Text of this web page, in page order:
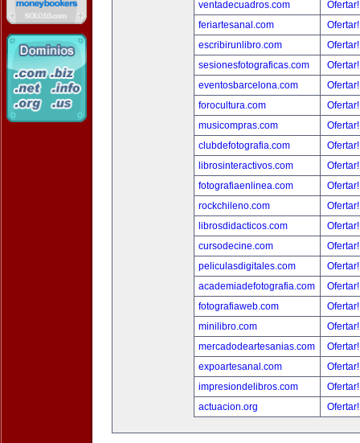
ventadecuadros.com
feriartesanal.com
escribirunlibro.com
sesionesfotograficas.com
eventosbarcelona.com
forocultura.com
musicompras.com
clubdefotografia.com
librosinteractivos.com
fotografiaenlinea.com
rockchileno.com
librosdidacticos.com
cursodecine.com
peliculasdigitales.com
academiadefotografia.com
fotografiaweb.com
minilibro.com
mercadodeartesanias.com
expoartesanal.com
impresiondelibros.com
actuacion.org